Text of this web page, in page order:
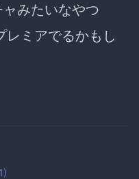
みたいなやつ
レミアでるかもし